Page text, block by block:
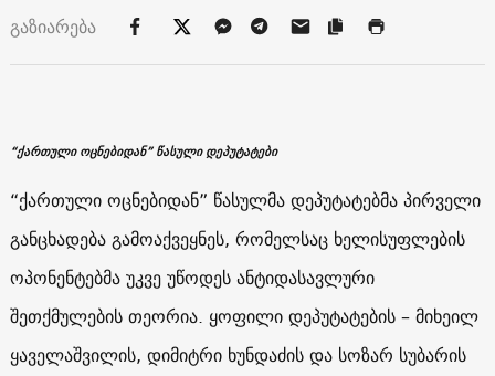
გაზიარება
“ქართული ოცნებიდან” წასული დეპუტატები
“ქართული ოცნებიდან” წასულმა დეპუტატებმა პირველი
განცხადება გამოაქვეყნეს, რომელსაც ხელისუფლების
ოპონენტებმა უკვე უწოდეს ანტიდასავლური
შეთქმულების თეორია. ყოფილი დეპუტატების – მიხეილ
ყაველაშვილის, დიმიტრი ხუნდაძის და სოზარ სუბარის